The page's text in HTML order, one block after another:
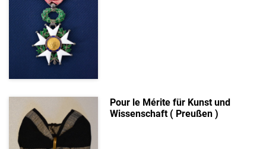
Pour le Mérite für Kunst und
Wissenschaft ( Preußen )